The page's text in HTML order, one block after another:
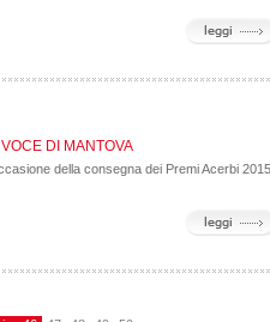
DI MANTOVA
della consegna dei Premi Acerbi